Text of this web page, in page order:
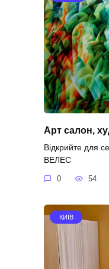
Арт салон,
Відкрийте для
ВЕЛЕС
0 54
КИЇВ